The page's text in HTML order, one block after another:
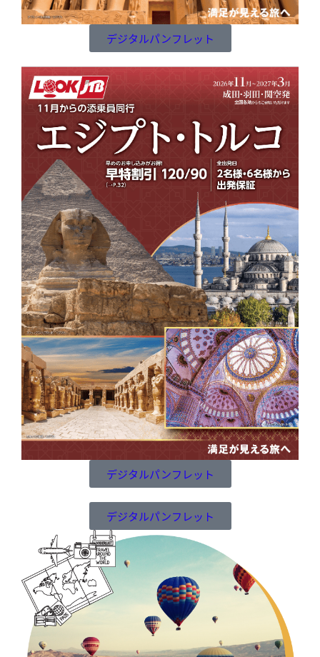
デジタルパンフレット
デジタルパンフレット
デジタルパンフレット